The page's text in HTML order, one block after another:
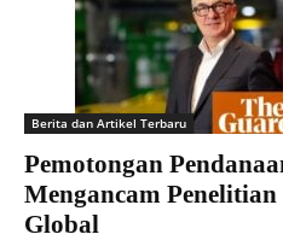
Berita dan Artikel Terbaru
Pemotongan
Mengancam
Global